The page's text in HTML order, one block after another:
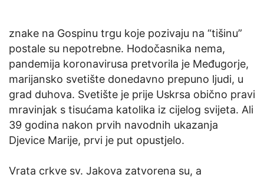
znake na Gospinu trgu koje pozivaju na “tišinu”
postale su nepotrebne. Hodočasnika nema,
pandemija koronavirusa pretvorila je Međugorje,
marijansko svetište donedavno prepuno ljudi, u
grad duhova. Svetište je prije Uskrsa obično pravi
mravinjak s tisućama katolika iz cijelog svijeta. Ali
39 godina nakon prvih navodnih ukazanja
Djevice Marije, prvi je put opustjelo.
Vrata crkve sv. Jakova zatvorena su, a